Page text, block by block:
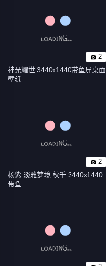
2
神光耀世 3440x1440带鱼屏桌面
壁纸
2
杨紫 淡雅梦境 秋千 3440x1440
带鱼